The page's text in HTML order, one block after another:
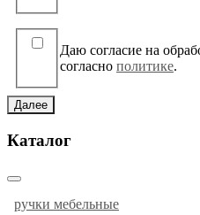
Даю согласие на
согласно политике.
Далее
Каталог
ручки мебельные